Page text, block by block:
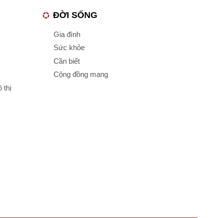
thị
ĐỜI SỐNG
Gia đình
Sức khỏe
Cần biết
Cộng đồng mạng